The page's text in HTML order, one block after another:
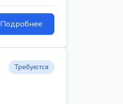
Подробнее
Требуются